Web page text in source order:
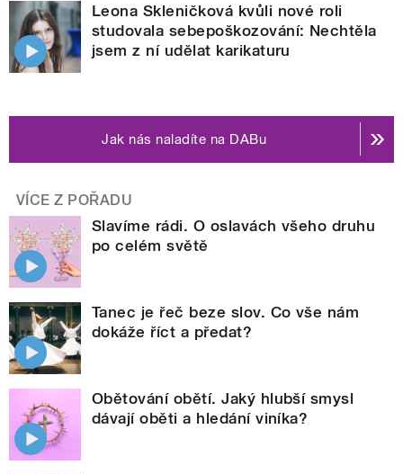
Leona Skleničková kvůli nové roli
studovala sebepoškozování: Nechtěla
jsem z ní udělat karikaturu
Jak nás naladíte na DABu
VÍCE Z POŘADU
Slavíme rádi. O oslavách všeho druhu
po celém světě
Tanec je řeč beze slov. Co vše nám
dokáže říct a předat?
Obětování obětí. Jaký hlubší smysl
dávají oběti a hledání viníka?